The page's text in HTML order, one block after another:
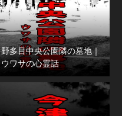
野多目中央公園隣の墓地｜
ウワサの心霊話